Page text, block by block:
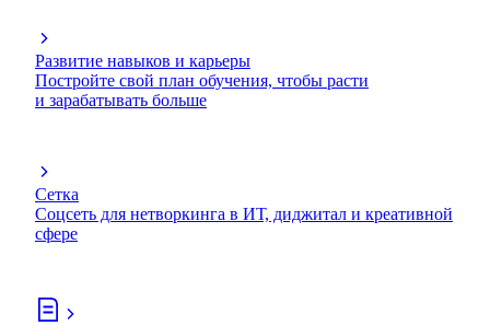
Развитие навыков и карьеры
Постройте свой план обучения, чтобы расти
и зарабатывать больше
Сетка
Соцсеть для нетворкинга в ИТ, диджитал и креативной
сфере